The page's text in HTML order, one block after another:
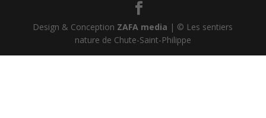
Design & Conception ZAFA media | © Les sentiers
nature de Chute-Saint-Philippe